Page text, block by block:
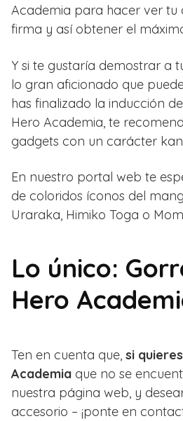
Academia para hacer ver tu
firma y así obtener el
Y si te gustaría demostrar a
lo gran aficionado que
has finalizado la inducción
Hero Academia, te
gadgets con un carácter
En nuestro portal web te
de coloridos íconos del
Uraraka, Himiko Toga o
Lo único:
Hero
Ten en cuenta que, si
Academia que no se
nuestra página web, y
accesorio – ¡ponte en